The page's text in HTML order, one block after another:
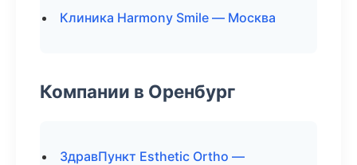
Клиника Harmony Smile — Москва
Компании в Оренбург
ЗдравПункт Esthetic Ortho —